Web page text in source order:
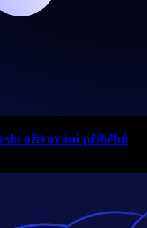
oživování příběhů